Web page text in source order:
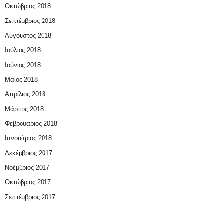
Οκτώβριος 2018
Σεπτέμβριος 2018
Αύγουστος 2018
Ιούλιος 2018
Ιούνιος 2018
Μάιος 2018
Απρίλιος 2018
Μάρτιος 2018
Φεβρουάριος 2018
Ιανουάριος 2018
Δεκέμβριος 2017
Νοέμβριος 2017
Οκτώβριος 2017
Σεπτέμβριος 2017